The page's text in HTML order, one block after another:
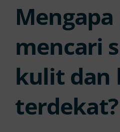
mencari
kulit dan
terdekat?